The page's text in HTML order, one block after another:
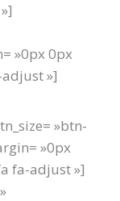
»0px 0px
»]
»btn-
»0px
fa-adjust »]